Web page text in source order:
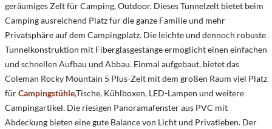
geräumiges Zelt für Camping, Outdoor. Dieses Tunnelzelt bietet beim
Camping ausreichend Platz für die ganze Familie und mehr
Privatsphäre auf dem Campingplatz. Die leichte und dennoch robuste
Tunnelkonstruktion mit Fiberglasgestänge ermöglicht einen einfachen
und schnellen Aufbau und Abbau. Einmal aufgebaut, bietet das
Coleman Rocky Mountain 5 Plus-Zelt mit dem großen Raum viel Platz
fürCampingstühle,Tische, Kühlboxen, LED-Lampen und weitere
Campingartikel. Die riesigen Panoramafenster aus PVC mit
Abdeckung bieten eine gute Balance von Licht und Privatleben. Der